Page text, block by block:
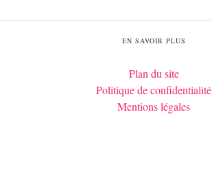
EN SAVOIR PLUS
Plan du site
Politique de confidentialité
Mentions légales